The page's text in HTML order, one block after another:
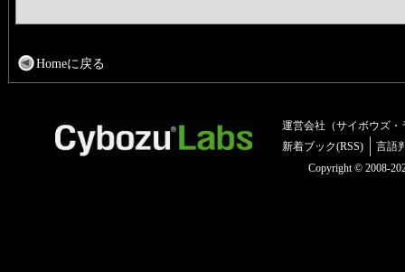
Homeに戻る
運営会社（サイボウズ・
新着ブック(RSS)
言語
Copyright © 2008-